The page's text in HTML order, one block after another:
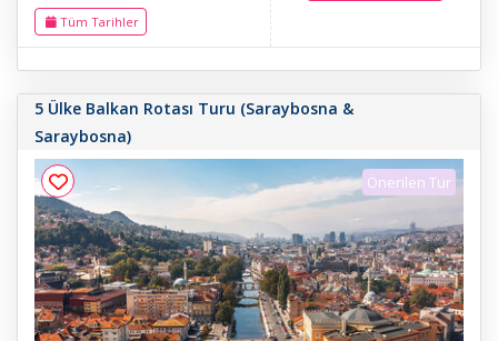
Tüm Tarihler
5 Ülke Balkan Rotası Turu (Saraybosna &
Saraybosna)
Önerilen Tur